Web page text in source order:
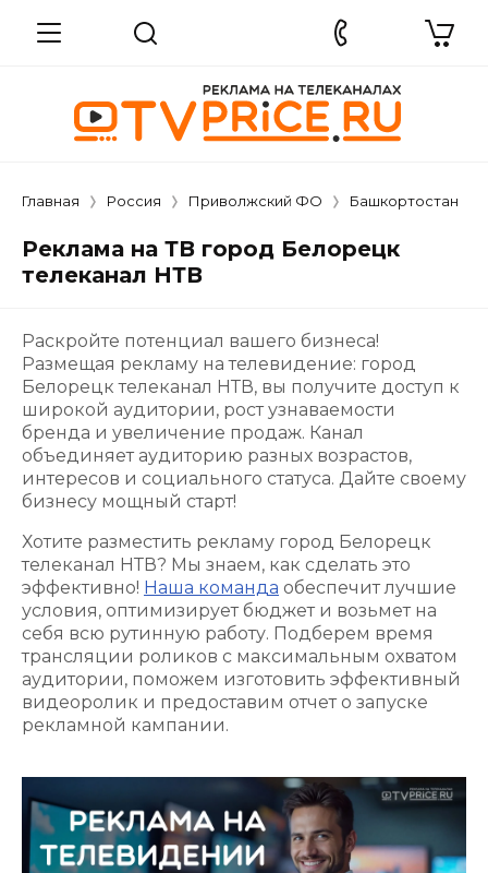
Главная Россия Приволжский ФО Башкортостан
Реклама на ТВ город Белорецк
телеканал НТВ
Раскройте потенциал вашего бизнеса!
Размещая рекламу на телевидение: город
Белорецк телеканал НТВ, вы получите доступ к
широкой аудитории, рост узнаваемости
бренда и увеличение продаж. Канал
объединяет аудиторию разных возрастов,
интересов и социального статуса. Дайте своему
бизнесу мощный старт!
Хотите разместить рекламу город Белорецк
телеканал НТВ? Мы знаем, как сделать это
эффективно! Наша команда обеспечит лучшие
условия, оптимизирует бюджет и возьмет на
себя всю рутинную работу. Подберем время
трансляции роликов с максимальным охватом
аудитории, поможем изготовить эффективный
видеоролик и предоставим отчет о запуске
рекламной кампании.